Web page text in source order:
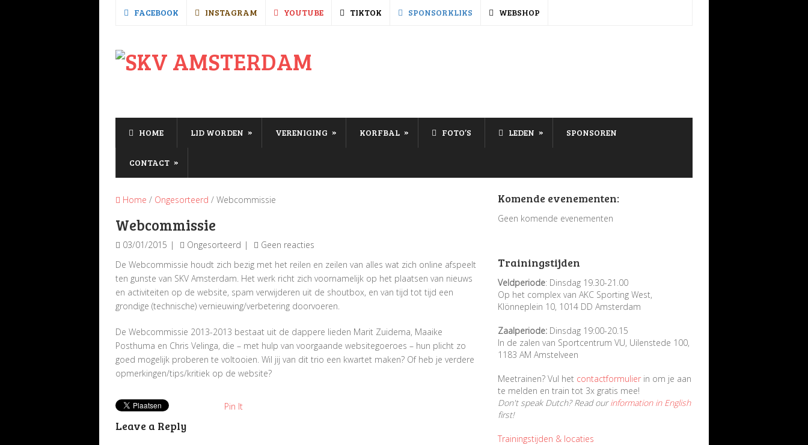
FACEBOOK INSTAGRAM YOUTUBE TIKTOK SPONSORKLIKS WEBSHOP
HOME LID WORDEN » VERENIGING » KORFBAL » FOTO’S LEDEN » SPONSOREN
CONTACT »
Home / Ongesorteerd / Webcommissie
Webcommissie
03/01/2015 Ongesorteerd
Geen reacties
De Webcommissie houdt zich bezig met het reilen en zeilen van alles wat zich online afspeelt
ten gunste van SKV Amsterdam. Het werk richt zich voornamelijk op het plaatsen van nieuws
en activiteiten op de website, spam verwijderen uit de shoutbox, en van tijd tot tijd een
grondige (technische) vernieuwing/verbetering doorvoeren.
De Webcommissie 2013-2013 bestaat uit de dappere lieden Marit Zuidema, Maaike
Posthuma en Chris Velinga, die – met hulp van voorgaande websitegoeroes – hun plicht zo
goed mogelijk proberen te voltooien. Wil jij van dit trio een kwartet maken? Of heb je verdere
opmerkingen/tips/kritiek op de website?
Pin It
Leave a Reply
Komende evenementen:
Geen komende evenementen
Trainingstijden
Veldperiode: Dinsdag 19.30-21.00
Op het complex van AKC Sporting West,
Klönneplein 10, 1014 DD Amsterdam
Zaalperiode: Dinsdag 19:00-20.15
In de zalen van Sportcentrum VU, Uilenstede 100,
1183 AM Amstelveen
Meetrainen? Vul het contactformulier in om je aan
te melden en train tot 3x gratis mee!
Don't speak Dutch? Read ourinformation in English
first!
Trainingstijden & locaties